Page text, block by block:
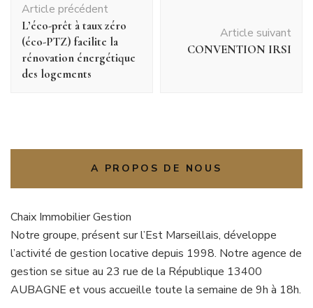
d'article
Article précédent
L’éco-prêt à taux zéro
(éco-PTZ) facilite la
rénovation énergétique
des logements
Article suivant
CONVENTION IRSI
A PROPOS DE NOUS
Chaix Immobilier Gestion
Notre groupe, présent sur l’Est Marseillais, développe
l’activité de gestion locative depuis 1998. Notre agence de
gestion se situe au 23 rue de la République 13400
AUBAGNE et vous accueille toute la semaine de 9h à 18h.